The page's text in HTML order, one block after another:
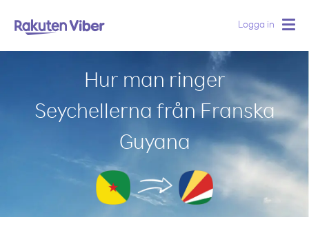
Logga in
Hur man ringer
Seychellerna från Franska
Guyana